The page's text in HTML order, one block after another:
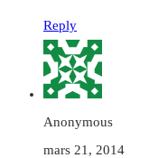
Reply
Anonymous
mars 21, 2014